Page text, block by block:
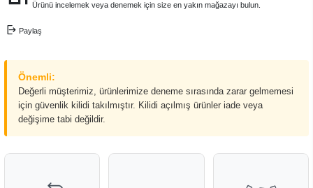
Ürünü incelemek veya denemek için size en yakın mağazayı bulun.
Paylaş
Önemli:
Değerli müşterimiz, ürünlerimize deneme sırasında zarar gelmemesi
için güvenlik kilidi takılmıştır. Kilidi açılmış ürünler iade veya
değişime tabi değildir.